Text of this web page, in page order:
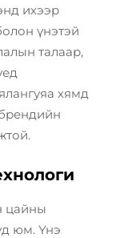
ихээр
үнэтэй
талаар,
хямд
цайны
юм. Үнэ